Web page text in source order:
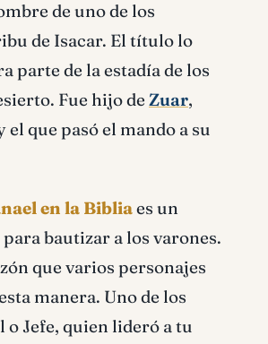
de uno de los
de Isacar. El título lo
parte de la estadía de los
Fue hijo de Zuar,
el que pasó el mando a su
en la Bibliaes un
bautizar a los varones.
que varios personajes
manera. Uno de los
Jefe, quien lideró a tu